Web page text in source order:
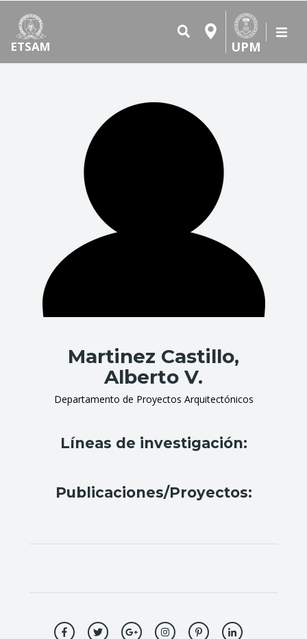
ETSAM UPM
Martinez Castillo,
Alberto V.
Departamento de Proyectos Arquitectónicos
Líneas de investigación:
Publicaciones/Proyectos: